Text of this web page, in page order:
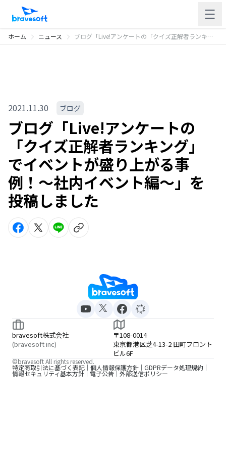
ホーム ニュース ブログ「Live!アンケートの「クイズ正解者ランキング」でイベントが盛り上がる事例！〜社内イベント編〜」を投稿しました
2021.11.30 ブログ
ブログ「Live!アンケートの
「クイズ正解者ランキング」
でイベントが盛り上がる事
例！〜社内イベント編〜」を
投稿しました
bravesoft株式会社
(bravesoft inc)
〒108-0014
東京都港区芝4-13-2 田町フロント
ビル6F
特定商取引法に基づく表記 個人情報保護方針 GDPRデータ処理規約
情報セキュリティ基本方針 電子公告 外部送信ポリシー
©bravesoft All rights reserved.